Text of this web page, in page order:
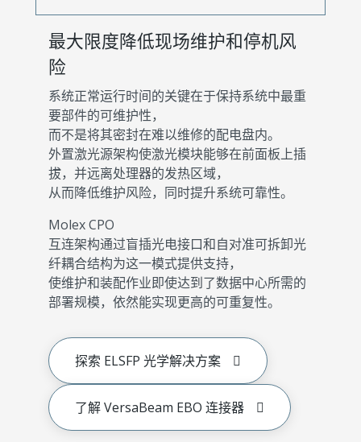
最大限度降低现场维护和停机风
险
系统正常运行时间的关键在于保持系统中最重
要部件的可维护性，
而不是将其密封在难以维修的配电盘内。
外置激光源架构使激光模块能够在前面板上插
拔，并远离处理器的发热区域，
从而降低维护风险，同时提升系统可靠性。
Molex CPO
互连架构通过盲插光电接口和自对准可拆卸光
纤耦合结构为这一模式提供支持，
使维护和装配作业即使达到了数据中心所需的
部署规模，依然能实现更高的可重复性。
探索 ELSFP 光学解决方案
了解 VersaBeam EBO 连接器